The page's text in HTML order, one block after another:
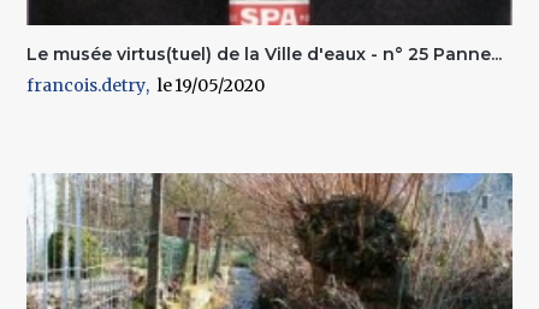
Le musée virtus(tuel) de la Ville d'eaux - n° 25 Panne...
francois.detry
19/05/2020